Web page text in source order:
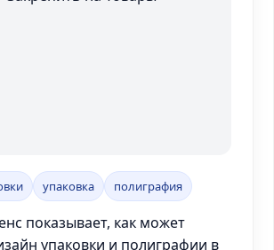
упаковка полиграфия
показывает, как может
упаковки и полиграфии в